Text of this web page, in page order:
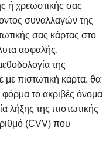
ή χρεωστικής σας
συναλλαγών της
σας κάρτας στο
ασφαλής,
της
πιστωτική κάρτα, θα
το ακριβές όνομα
λήξης της πιστωτικής
(CVV) που